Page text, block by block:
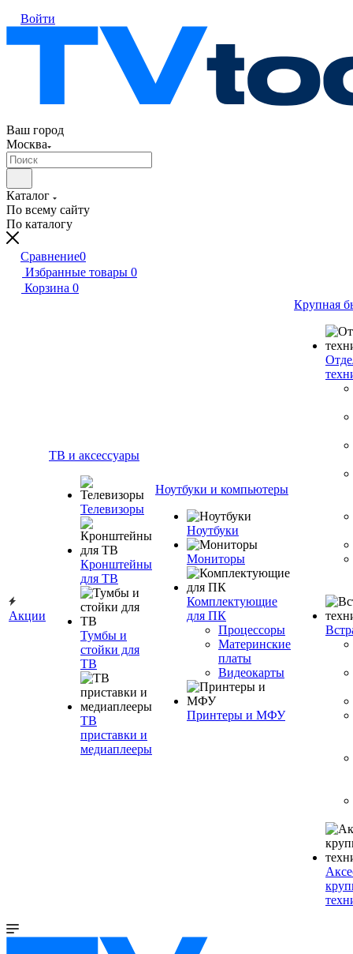
Войти
Ваш город
Москва
Каталог
По всему сайту
По каталогу
Сравнение0
Избранные товары 0
Корзина 0
Акции
ТВ и аксессуары
Телевизоры
Кронштейны
для ТВ
Тумбы и
стойки для
ТВ
ТВ
приставки и
медиаплееры
Ноутбуки и компьютеры
Ноутбуки
Мониторы
Комплектующие
для ПК
Процессоры
Материнские
платы
Видеокарты
Принтеры и МФУ
Крупная